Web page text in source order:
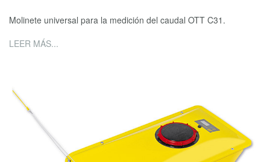
Molinete universal para la medición del caudal OTT C31.
LEER MÁS...